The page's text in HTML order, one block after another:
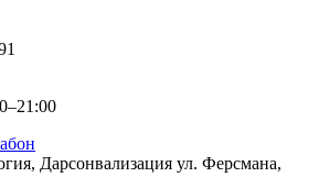
Дарсонвализация ул. Ферсмана,